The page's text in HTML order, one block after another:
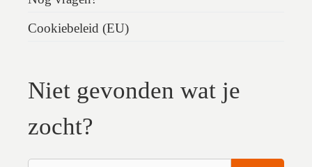
Cookiebeleid (EU)
Niet gevonden wat je
zocht?